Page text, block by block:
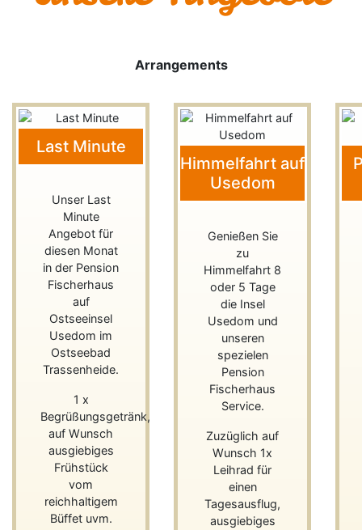
Previous
Arrangements
Last Minute
Unser Last
Minute
Angebot für
diesen Monat
in der Pension
Fischerhaus
auf
Ostseeinsel
Usedom im
Ostseebad
Trassenheide.
1 x
Begrüßungsgetränk,
auf Wunsch
ausgiebiges
Frühstück
vom
reichhaltigem
Büffet uvm.
Himmelfahrt auf
Usedom
Genießen Sie
zu
Himmelfahrt 8
oder 5 Tage
die Insel
Usedom und
unseren
spezielen
Pension
Fischerhaus
Service.
Zuzüglich auf
Wunsch 1x
Leihrad für
einen
Tagesausflug,
ausgiebiges